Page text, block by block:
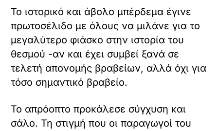
Το ιστορικό και άβολο μπέρδεμα έγινε
πρωτοσέλιδο με όλους να μιλάνε για το
μεγαλύτερο φιάσκο στην ιστορία του
θεσμού -αν και έχει συμβεί ξανά σε
τελετή απονομής βραβείων, αλλά όχι για
τόσο σημαντικό βραβείο.
Το απρόοπτο προκάλεσε σύγχυση και
σάλο. Τη στιγμή που οι παραγωγοί του